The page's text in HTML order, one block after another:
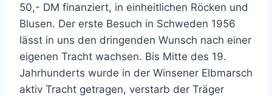
50,- DM finanziert, in einheitlichen Röcken und
Blusen. Der erste Besuch in Schweden 1956
lässt in uns den dringenden Wunsch nach einer
eigenen Tracht wachsen. Bis Mitte des 19.
Jahrhunderts wurde in der Winsener Elbmarsch
aktiv Tracht getragen, verstarb der Träger